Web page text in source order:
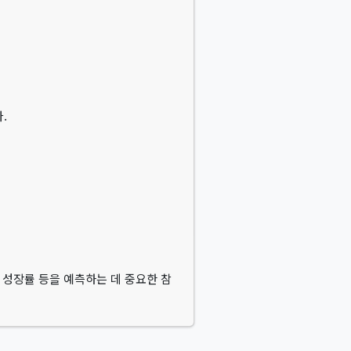
.
장률 등을 예측하는 데 중요한 참